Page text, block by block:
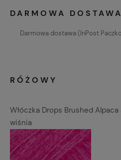
DARMOWA DOSTAWA
Darmowa dostawa (InPost
RÓŻOWY
Włóczka Drops Brushed
wiśnia